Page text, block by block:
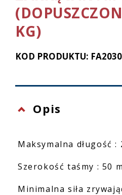
KG)
KOD PRODUKTU:
Opis
Maksymalna długość :
Szerokość taśmy : 50
Minimalna siła